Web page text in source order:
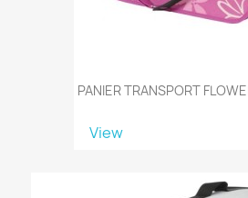
PANIER TRANSPORT
View